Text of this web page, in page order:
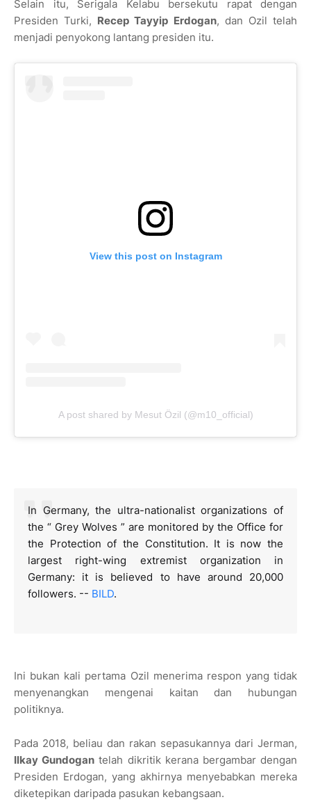
Selain itu, Serigala Kelabu bersekutu rapat dengan
Presiden Turki, Recep Tayyip Erdogan, dan Ozil telah
menjadi penyokong lantang presiden itu.
View this post on Instagram
A post shared by Mesut Özil (@m10_official)
In Germany, the ultra-nationalist organizations of
the “ Grey Wolves ” are monitored by the Office for
the Protection of the Constitution. It is now the
largest right-wing extremist organization in
Germany: it is believed to have around 20,000
followers. -- BILD.
Ini bukan kali pertama Ozil menerima respon yang tidak
menyenangkan mengenai kaitan dan hubungan
politiknya.
Pada 2018, beliau dan rakan sepasukannya dari Jerman,
Ilkay Gundogan telah dikritik kerana bergambar dengan
Presiden Erdogan, yang akhirnya menyebabkan mereka
diketepikan daripada pasukan kebangsaan.